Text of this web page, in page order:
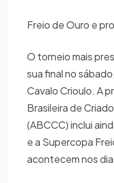
Freio de Ouro e
O torneio mais
sua final no
Cavalo Crioulo. A
Brasileira de
(ABCCC) inclui
e a Supercopa
acontecem nos